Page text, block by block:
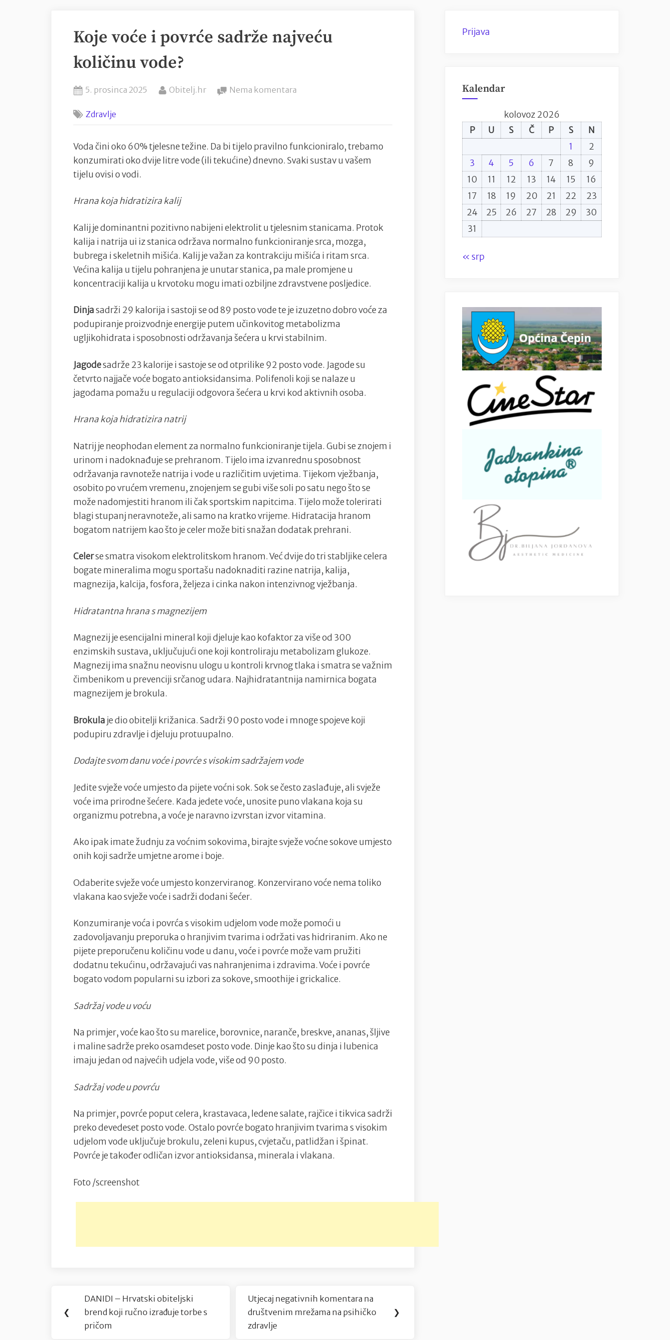
Koje voće i povrće sadrže najveću
količinu vode?
Posted
5. prosinca 2025 By
Obitelj.hr Nema komentara
povrće
sadrže
Zdravlje
Voda čini oko 60% tjelesne težine. Da bi tijelo pravilno funkcioniralo, trebamo
konzumirati oko dvije litre vode (ili tekućine) dnevno. Svaki sustav u vašem
tijelu ovisi o vodi.
Hrana koja hidratizira kalij
Kalij je dominantni pozitivno nabijeni elektrolit u tjelesnim stanicama. Protok
kalija i natrija ui iz stanica održava normalno funkcioniranje srca, mozga,
bubrega i skeletnih mišića. Kalij je važan za kontrakciju mišića i ritam srca.
Većina kalija u tijelu pohranjena je unutar stanica, pa male promjene u
koncentraciji kalija u krvotoku mogu imati ozbiljne zdravstvene posljedice.
Dinjasadrži 29 kalorija i sastoji se od 89 posto vode te je izuzetno dobro voće za
podupiranje proizvodnje energije putem učinkovitog metabolizma
ugljikohidrata i sposobnosti održavanja šećera u krvi stabilnim.
Jagodesadrže 23 kalorije i sastoje se od otprilike 92 posto vode. Jagode su
četvrto najjače voće bogato antioksidansima. Polifenoli koji se nalaze u
jagodama pomažu u regulaciji odgovora šećera u krvi kod aktivnih osoba.
Hrana koja hidratizira natrij
Natrij je neophodan element za normalno funkcioniranje tijela. Gubi se znojem i
urinom i nadoknađuje se prehranom. Tijelo ima izvanrednu sposobnost
održavanja ravnoteže natrija i vode u različitim uvjetima. Tijekom vježbanja,
osobito po vrućem vremenu, znojenjem se gubi više soli po satu nego što se
može nadomjestiti hranom ili čak sportskim napitcima. Tijelo može tolerirati
blagi stupanj neravnoteže, ali samo na kratko vrijeme. Hidratacija hranom
bogatom natrijem kao što je celer može biti snažan dodatak prehrani.
Celerse smatra visokom elektrolitskom hranom. Već dvije do tri stabljike celera
bogate mineralima mogu sportašu nadoknaditi razine natrija, kalija,
magnezija, kalcija, fosfora, željeza i cinka nakon intenzivnog vježbanja.
Hidratantna hrana s magnezijem
Magnezij je esencijalni mineral koji djeluje kao kofaktor za više od 300
enzimskih sustava, uključujući one koji kontroliraju metabolizam glukoze.
Magnezij ima snažnu neovisnu ulogu u kontroli krvnog tlaka i smatra se važnim
čimbenikom u prevenciji srčanog udara. Najhidratantnija namirnica bogata
magnezijem je brokula.
Brokula je dio obitelji križanica. Sadrži 90 posto vode i mnoge spojeve koji
podupiru zdravlje i djeluju protuupalno.
Dodajte svom danu voće i povrće s visokim sadržajem vode
Jedite svježe voće umjesto da pijete voćni sok. Sok se često zaslađuje, ali svježe
voće ima prirodne šećere. Kada jedete voće, unosite puno vlakana koja su
organizmu potrebna, a voće je naravno izvrstan izvor vitamina.
Ako ipak imate žudnju za voćnim sokovima, birajte svježe voćne sokove umjesto
onih koji sadrže umjetne arome i boje.
Odaberite svježe voće umjesto konzerviranog. Konzervirano voće nema toliko
vlakana kao svježe voće i sadrži dodani šećer.
Konzumiranje voća i povrća s visokim udjelom vode može pomoći u
zadovoljavanju preporuka o hranjivim tvarima i održati vas hidriranim. Ako ne
pijete preporučenu količinu vode u danu, voće i povrće može vam pružiti
dodatnu tekućinu, održavajući vas nahranjenima i zdravima. Voće i povrće
bogato vodom popularni su izbori za sokove, smoothije i grickalice.
Sadržaj vode u voću
Na primjer, voće kao što su marelice, borovnice, naranče, breskve, ananas, šljive
i maline sadrže preko osamdeset posto vode. Dinje kao što su dinja i lubenica
imaju jedan od najvećih udjela vode, više od 90 posto.
Sadržaj vode u povrću
Na primjer, povrće poput celera, krastavaca, ledene salate, rajčice i tikvica sadrži
preko devedeset posto vode. Ostalo povrće bogato hranjivim tvarima s visokim
udjelom vode uključuje brokulu, zeleni kupus, cvjetaču, patlidžan i špinat.
Povrće je također odličan izvor antioksidansa, minerala i vlakana.
Foto /screenshot
Navigacija
objava
❮
Previous
Post:
DANIDI – Hrvatski obiteljski
brend koji ručno izrađuje torbe s
pričom
Next
Post:
Utjecaj negativnih komentara na
društvenim mrežama na psihičko
zdravlje
❯
Prijava
Kalendar
kolovoz 2026
P
U S Č P S
N
1
2
3
4 5 6 7 8
9
10
11 12 13 14 15
16
17
18 19 20 21 22
23
24
25 26 27 28 29
30
31
« srp